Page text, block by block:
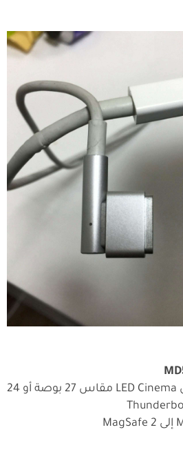
متوافق مع شاشة ابل LED Cinema مقاس 27 بوصة أو 24